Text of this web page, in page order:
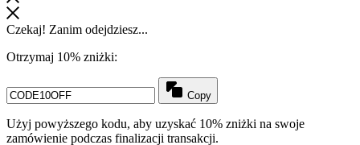
Czekaj! Zanim odejdziesz...
Otrzymaj 10% zniżki:
Copy
Użyj powyższego kodu, aby uzyskać 10% zniżki na swoje
zamówienie podczas finalizacji transakcji.